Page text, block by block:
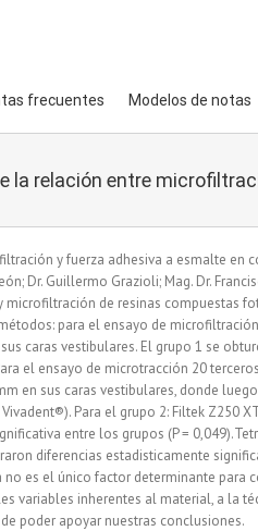
frecuentes Modelos de notas
la relación entre
y fuerza adhesiva a esmalte en
Dr. Guillermo Grazioli; Mag. Dr.
microfiltración de resinas compuestas
para el ensayo de
caras vestibulares. El grupo 1 se
el ensayo de microtracción 20
en sus caras vestibulares, donde
Para el grupo 2: Filtek Z250
entre los grupos (P =
diferencias estadisticamente
es el único factor determinante para
variables inherentes al material, a la
poder apoyar nuestras conclusiones.